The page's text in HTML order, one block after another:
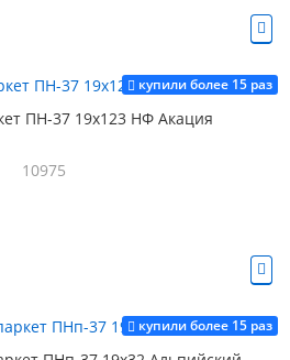
купили более 15 раз
ПН-37 19х123 НФ Акация
10975
купили более 15 раз